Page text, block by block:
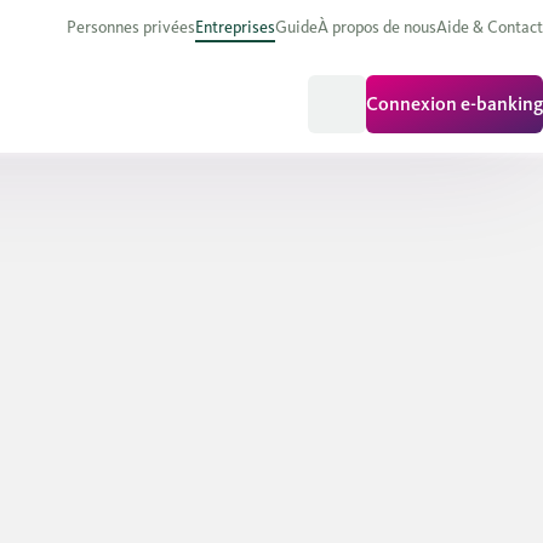
Personnes privéesEntreprisesGuideÀ propos de nousAide & Contact
Connexion e-banking